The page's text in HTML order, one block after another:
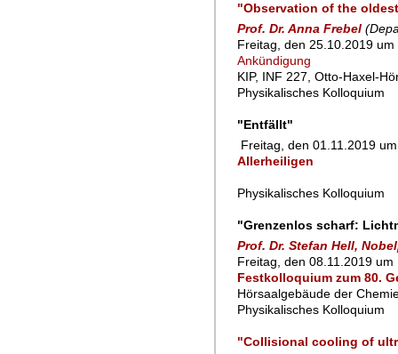
"Observation of the
Prof. Dr. Anna Frebel
Freitag, den 25.10.2019
Ankündigung
KIP, INF 227, Otto-Haxel-
Physikalisches Kolloquium
"Entfällt"
Freitag, den 01.11.2019
Allerheiligen
Physikalisches Kolloquium
"Grenzenlos scharf:
Prof. Dr. Stefan Hell,
Freitag, den 08.11.2019 um
Festkolloquium zum 80.
Hörsaalgebäude der
Physikalisches Kolloquium
"Collisional cooling of